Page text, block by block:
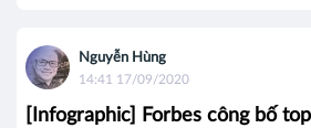
Nguyễn Hùng
14:41 17/09/2020
[Infographic] Forbes công bố